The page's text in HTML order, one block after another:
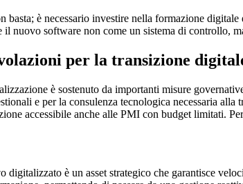
basta; è necessario investire nella formazione
il nuovo software non come un sistema di controllo,
per la transizione
è sostenuto da importanti misure
e per la consulenza tecnologica necessaria alla
accessibile anche alle PMI con budget limitati.
è un asset strategico che garantisce